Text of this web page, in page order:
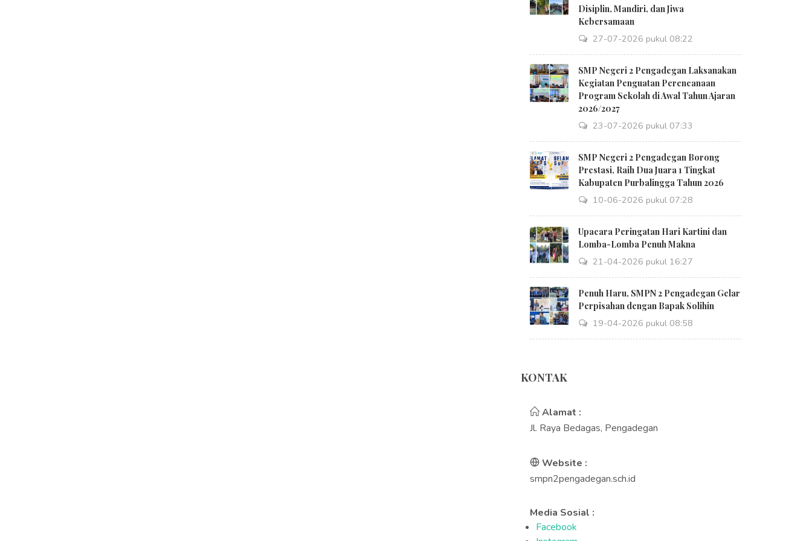
Disiplin, Mandiri, dan Jiwa
Kebersamaan
27-07-2026 pukul 08:22
SMP Negeri 2 Pengadegan Laksanakan
Kegiatan Penguatan Perencanaan
Program Sekolah di Awal Tahun Ajaran
2026/2027
23-07-2026 pukul 07:33
SMP Negeri 2 Pengadegan Borong
Prestasi, Raih Dua Juara 1 Tingkat
Kabupaten Purbalingga Tahun 2026
10-06-2026 pukul 07:28
Upacara Peringatan Hari Kartini dan
Lomba-Lomba Penuh Makna
21-04-2026 pukul 16:27
Penuh Haru, SMPN 2 Pengadegan Gelar
Perpisahan dengan Bapak Solihin
19-04-2026 pukul 08:58
KONTAK
Alamat :
Jl. Raya Bedagas, Pengadegan
Website :
smpn2pengadegan.sch.id
Media Sosial :
Facebook